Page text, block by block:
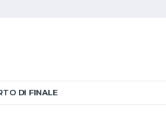
DI FINALE